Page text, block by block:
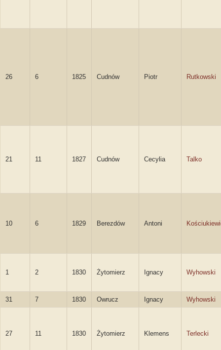
26 6 1825 Cudnów Piotr Rutkowski
21 11 1827 Cudnów Cecylia Talko
10 6 1829 Berezdów Antoni
1 2 1830 Żytomierz Ignacy Wyhowski
31 7 1830 Owrucz Ignacy Wyhowski
27 11 1830 Żytomierz Klemens Terlecki